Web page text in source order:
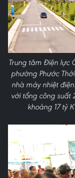
Trung tâm Điện lực
phường Phước
nhà máy nhiệt
với tổng công suất
khoảng 17 tỷ